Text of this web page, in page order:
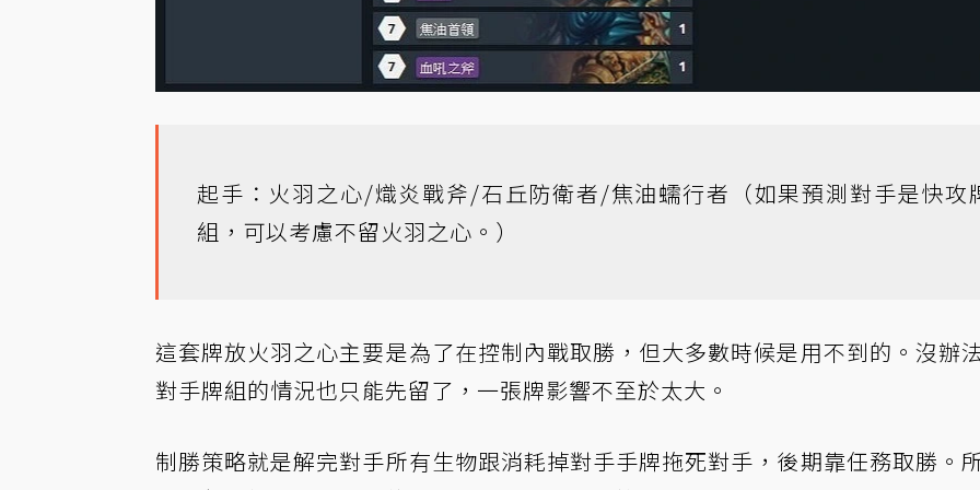
起手：火羽之心/熾炎戰斧/石丘防衛者/焦油蠕行者（如果預測對手是快攻
組，可以考慮不留火羽之心。）
這套牌放火羽之心主要是為了在控制內戰取勝，但大多數時候是用不到的。沒辦
對手牌組的情況也只能先留了，一張牌影響不至於太大。
制勝策略就是解完對手所有生物跟消耗掉對手手牌拖死對手，後期靠任務取勝。